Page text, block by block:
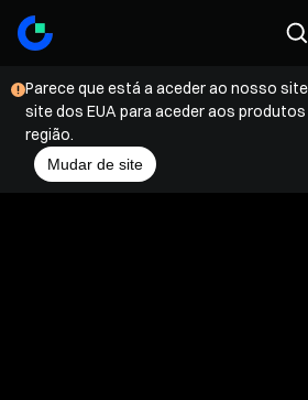
Parece que está a aceder ao nosso
site dos EUA para aceder aos
região.
Mudar de site